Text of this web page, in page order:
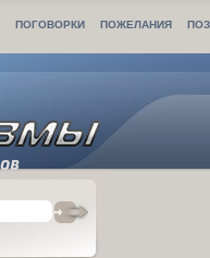
ПОГОВОРКИ ПОЖЕЛАНИЯ